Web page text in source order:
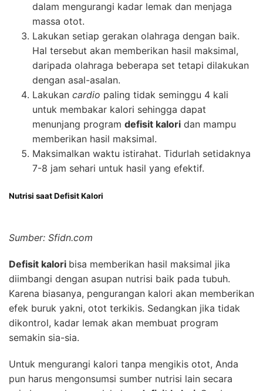
dalam mengurangi kadar lemak dan menjaga
massa otot.
Lakukan setiap gerakan olahraga dengan baik.
Hal tersebut akan memberikan hasil maksimal,
daripada olahraga beberapa set tetapi dilakukan
dengan asal-asalan.
Lakukan cardio paling tidak seminggu 4 kali
untuk membakar kalori sehingga dapat
menunjang program defisit kalori dan mampu
memberikan hasil maksimal.
Maksimalkan waktu istirahat. Tidurlah setidaknya
7-8 jam sehari untuk hasil yang efektif.
Nutrisi saat Defisit Kalori
Sumber: Sfidn.com
Defisit kalori bisa memberikan hasil maksimal jika
diimbangi dengan asupan nutrisi baik pada tubuh.
Karena biasanya, pengurangan kalori akan memberikan
efek buruk yakni, otot terkikis. Sedangkan jika tidak
dikontrol, kadar lemak akan membuat program
semakin sia-sia.
Untuk mengurangi kalori tanpa mengikis otot, Anda
pun harus mengonsumsi sumber nutrisi lain secara